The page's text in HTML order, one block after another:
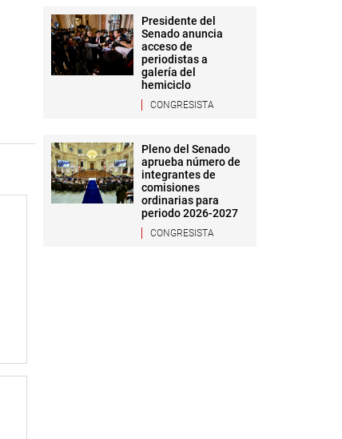
Presidente del
Senado anuncia
acceso de
periodistas a
galería del
hemiciclo
CONGRESISTA
Pleno del Senado
aprueba número de
integrantes de
comisiones
ordinarias para
periodo 2026-2027
CONGRESISTA